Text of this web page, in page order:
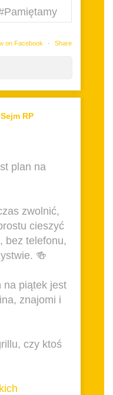
on Facebook · Share
RP
plan na
zwolnić,
cieszyć
bez telefonu,
🍻
na piątek jest
znajomi i
czy ktoś